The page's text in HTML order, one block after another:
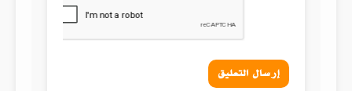
إرسال التعليق